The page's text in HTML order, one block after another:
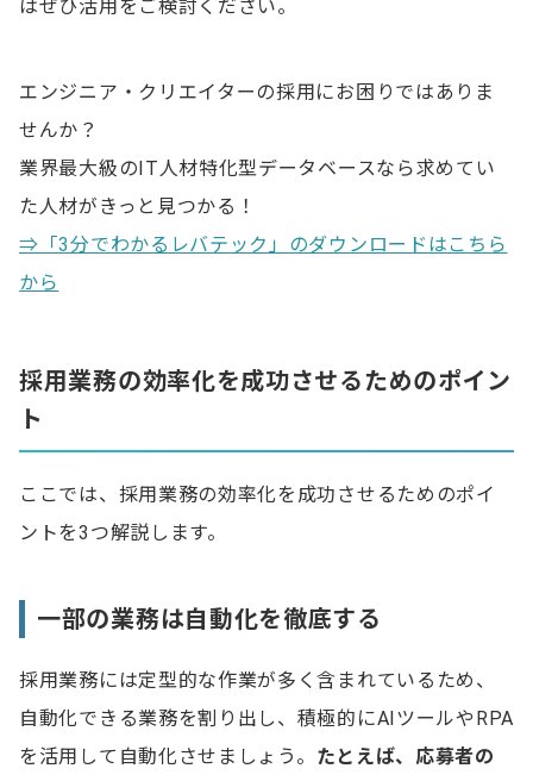
はぜひ活用をご検討ください。
エンジニア・クリエイターの採用にお困りではありま
せんか？
業界最大級のIT人材特化型データベースなら求めてい
た人材がきっと見つかる！
⇒「3分でわかるレバテック」のダウンロードはこちら
から
採用業務の効率化を成功させるためのポイン
ト
ここでは、採用業務の効率化を成功させるためのポイ
ントを3つ解説します。
一部の業務は自動化を徹底する
採用業務には定型的な作業が多く含まれているため、
自動化できる業務を割り出し、積極的にAIツールやRPA
を活用して自動化させましょう。 たとえば、応募者の